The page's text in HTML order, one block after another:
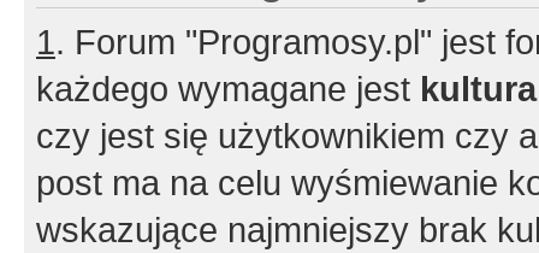
1. Forum "Programosy.pl" jest
każdego wymagane jest
czy jest się użytkownikiem czy
post ma na celu wyśmiewanie
wskazujące najmniejszy brak